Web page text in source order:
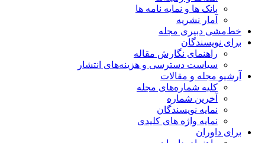
بانک ها و نمایه نامه ها
آمار نشریه
خط‌مشی دبیری مجله
برای نویسندگان
راهنمای نگارش مقاله
سیاست دسترسی و هزینه‌های انتشار
آرشیو مجله و مقالات
کلیه شماره‌های مجله
آخرین شماره
نمایه نویسندگان
نمایه واژه های کلیدی
برای داوران